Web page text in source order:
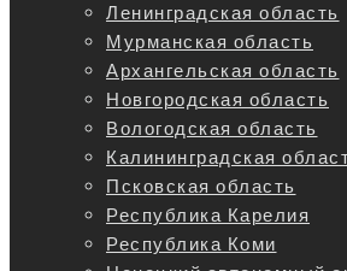
Ленинградская область
Мурманская область
Архангельская область
Новгородская область
Вологодская область
Калининградская
Псковская область
Республика Карелия
Республика Коми